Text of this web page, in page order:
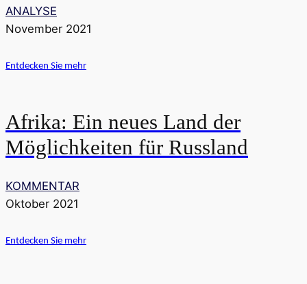
ANALYSE
November 2021
Entdecken Sie mehr
Afrika: Ein neues Land der
Möglichkeiten für Russland
KOMMENTAR
Oktober 2021
Entdecken Sie mehr